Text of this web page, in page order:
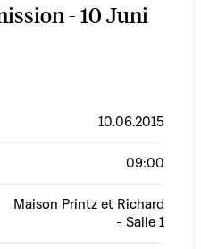
- 10 Juni
10.06.2015
09:00
Maison Printz et Richard
- Salle 1